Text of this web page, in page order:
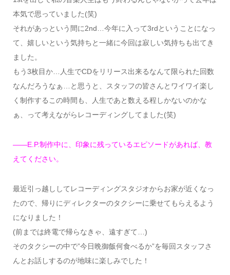
本気で思っていました(笑)
それがあっという間に2nd…今年に入って3rdということになっ
て、嬉しいという気持ちと一緒に今回は寂しい気持ちも出てき
ました。
もう3枚目か…人生でCDをリリース出来るなんて限られた回数
なんだろうなぁ…と思うと、スタッフの皆さんとワイワイ楽し
く制作するこの時間も、人生であと数える程しかないのかな
ぁ、って考えながらレコーディングしてました(笑)
——E.P.制作中に、印象に残っているエピソードがあれば、教
えてください。
最近引っ越ししてレコーディングスタジオからお家が近くなっ
たので、帰りにディレクターのタクシーに乗せてもらえるよう
になりました！
(前までは終電で帰らなきゃ、遠すぎて…)
そのタクシーの中で”今日晩御飯何食べるか”を毎回スタッフさ
んとお話しするのが地味に楽しみでした！